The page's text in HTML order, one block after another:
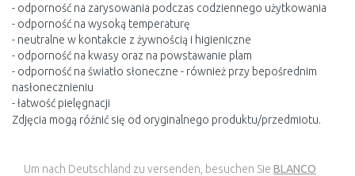
- odporność na zarysowania podczas codziennego użytkowania
- odporność na wysoką temperaturę
- neutralne w kontakcie z żywnością i higieniczne
- odporność na kwasy oraz na powstawanie plam
- odporność na światło słoneczne - również przy bepośrednim
nasłonecznieniu
- łatwość pielęgnacji
Zdjęcia mogą różnić się od oryginalnego produktu/przedmiotu.
Um nach Deutschland zu versenden, besuchen Sie BLANCO